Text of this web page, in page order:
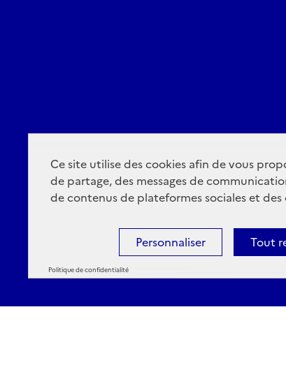
Ce site utilise des cookies afin de vous
de partage, des messages de
de contenus de plateformes sociales et
Tout
Personnaliser
Politique de confidentialité